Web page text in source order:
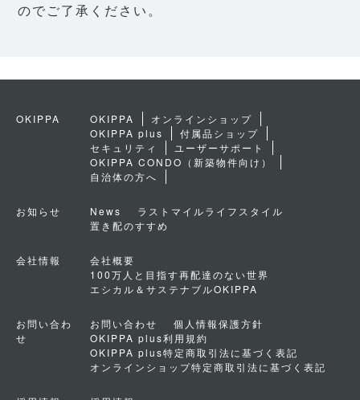
のでご了承ください。
OKIPPA OKIPPA
オンラインショップ
OKIPPA plus
付属品ショップ
セキュリティ
ユーザーサポート
OKIPPA CONDO（新築物件向け）
自治体の方へ
お知らせ News
ラストマイルライフスタイル
置き配のすすめ
会社情報
会社概要
100万人と目指す再配達のない世界
エシカル＆サステナブルOKIPPA
お問い合わ
せ
お問い合わせ
個人情報保護方針
OKIPPA plus利用規約
OKIPPA plus特定商取引法に基づく表記
オンラインショップ特定商取引法に基づく表記